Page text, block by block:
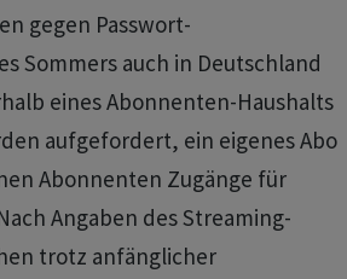
gegen Passwort-
Sommers auch in Deutschland
eines Abonnenten-Haushalts
aufgefordert, ein eigenes Abo
Abonnenten Zugänge für
Angaben des Streaming-
trotz anfänglicher